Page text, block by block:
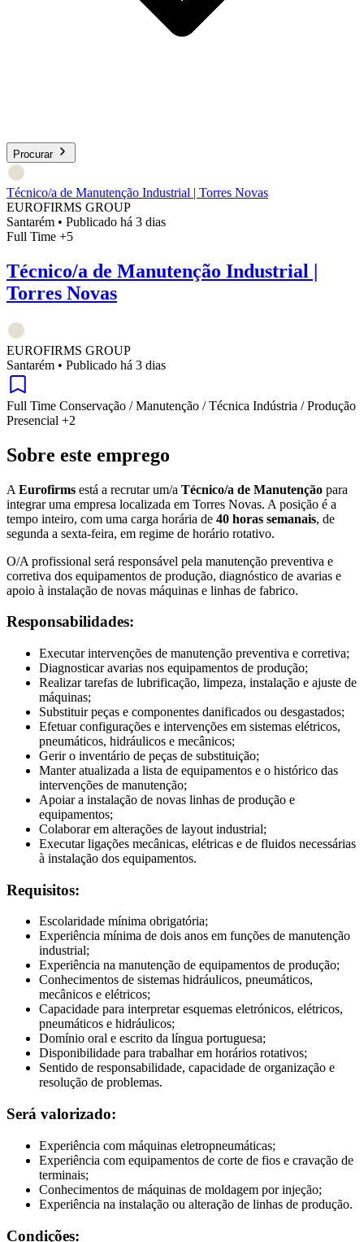
Procurar
Técnico/a de Manutenção Industrial | Torres Novas
EUROFIRMS GROUP
Santarém • Publicado há 3 dias
Full Time +5
Técnico/a de Manutenção Industrial |
Torres Novas
EUROFIRMS GROUP
Santarém • Publicado há 3 dias
Full Time Conservação / Manutenção / Técnica Indústria / Produção
Presencial +2
Sobre este emprego
A Eurofirms está a recrutar um/a Técnico/a de Manutenção para
integrar uma empresa localizada em Torres Novas. A posição é a
tempo inteiro, com uma carga horária de 40 horas semanais, de
segunda a sexta-feira, em regime de horário rotativo.
O/A profissional será responsável pela manutenção preventiva e
corretiva dos equipamentos de produção, diagnóstico de avarias e
apoio à instalação de novas máquinas e linhas de fabrico.
Responsabilidades:
Executar intervenções de manutenção preventiva e corretiva;
Diagnosticar avarias nos equipamentos de produção;
Realizar tarefas de lubrificação, limpeza, instalação e ajuste de
máquinas;
Substituir peças e componentes danificados ou desgastados;
Efetuar configurações e intervenções em sistemas elétricos,
pneumáticos, hidráulicos e mecânicos;
Gerir o inventário de peças de substituição;
Manter atualizada a lista de equipamentos e o histórico das
intervenções de manutenção;
Apoiar a instalação de novas linhas de produção e
equipamentos;
Colaborar em alterações de layout industrial;
Executar ligações mecânicas, elétricas e de fluidos necessárias
à instalação dos equipamentos.
Requisitos:
Escolaridade mínima obrigatória;
Experiência mínima de dois anos em funções de manutenção
industrial;
Experiência na manutenção de equipamentos de produção;
Conhecimentos de sistemas hidráulicos, pneumáticos,
mecânicos e elétricos;
Capacidade para interpretar esquemas eletrónicos, elétricos,
pneumáticos e hidráulicos;
Domínio oral e escrito da língua portuguesa;
Disponibilidade para trabalhar em horários rotativos;
Sentido de responsabilidade, capacidade de organização e
resolução de problemas.
Será valorizado:
Experiência com máquinas eletropneumáticas;
Experiência com equipamentos de corte de fios e cravação de
terminais;
Conhecimentos de máquinas de moldagem por injeção;
Experiência na instalação ou alteração de linhas de produção.
Condições: